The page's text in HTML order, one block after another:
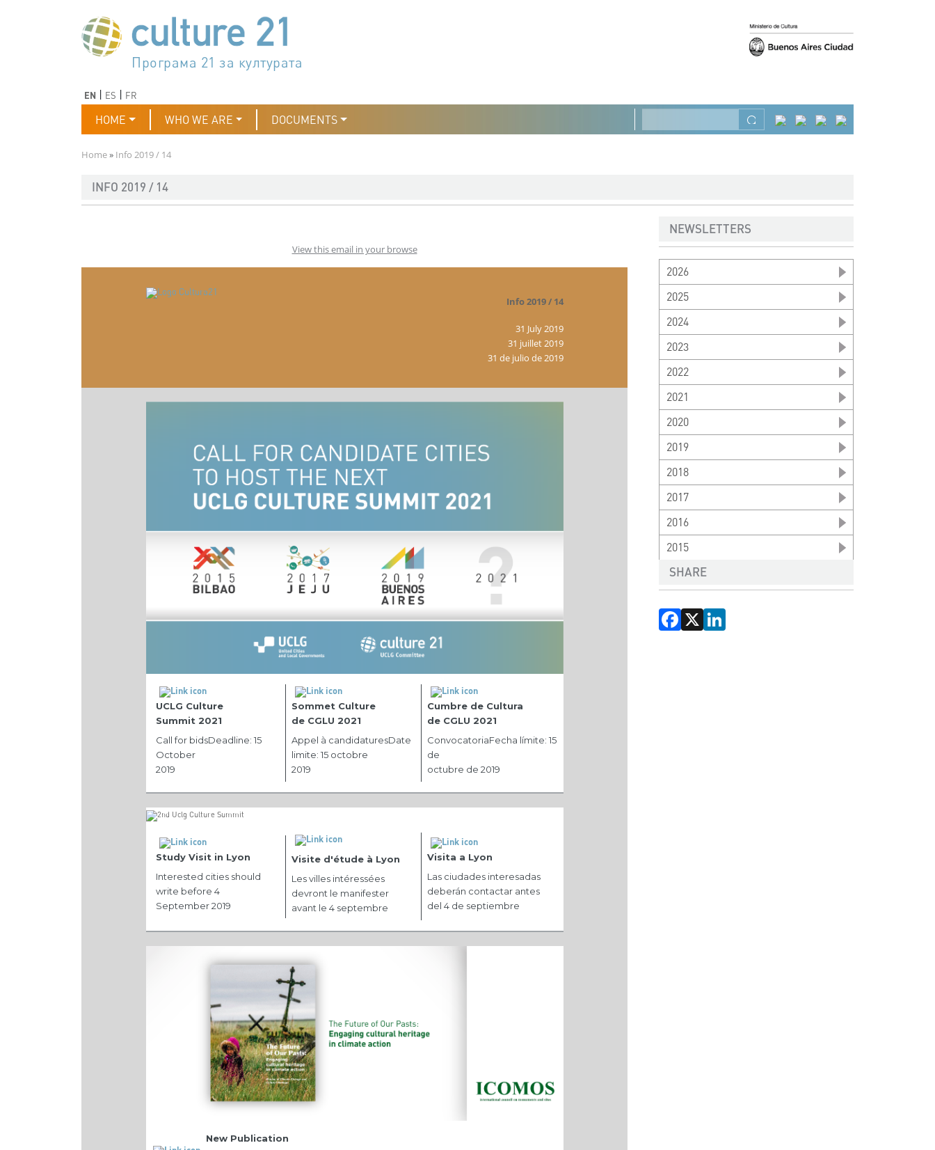
جدول أعمال القرن 21 للثقافة
Програма 21 за културата
Agenda 21 de la cultura
Agjenda 21 për kulturë
Agenda 21 van cultuur
Agenda 21 for culture
Kulturaren Agenda 21
Agenda 21 de la culture
Axenda 21 da cultura
Agenda 21 für Kultur
Agenda 21 della cultura
文化のためのアジェンダ21
دستورکار 21 برای فرهنگ
Agenda 21 dla kultury
Agenda 21 da cultura
Повестка дня 21 для культуры
Agenda 21 za kulturu
Agenda 21 de la cultura
Agenda 21 för kulturen
Kültür için Gündem 21
Порядок денний 21 для культури
EN ES FR
Main navigation
HOME WHO WE ARE DOCUMENTS
Breadcrumb
Home Info 2019 / 14
INFO 2019 / 14
View this email in your browse
Info 2019 / 14
31 July 2019
31 juillet 2019
31 de julio de 2019
UCLG Culture
Summit 2021
Call for bidsDeadline: 15
October
2019
Sommet Culture
de CGLU 2021
Appel à candidaturesDate
limite: 15 octobre
2019
Cumbre de Cultura
de CGLU 2021
ConvocatoriaFecha límite: 15
de
octubre de 2019
Study Visit in Lyon
Interested cities should
write before 4
September 2019
Visite d'étude à Lyon
Les villes intéressées
devront le manifester
avant le 4 septembre
Visita a Lyon
Las ciudades interesadas
deberán contactar antes
del 4 de septiembre
New Publication
NEWSLETTERS
2026
2025
2024
2023
2022
2021
2020
2019
2018
2017
2016
2015
SHARE
Facebook
X